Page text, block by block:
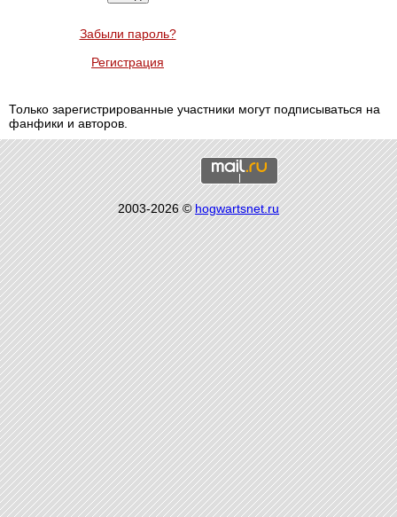
Забыли пароль?
Регистрация
Только зарегистрированные участники могут подписываться на
фанфики и авторов.
2003-2026 ©hogwartsnet.ru